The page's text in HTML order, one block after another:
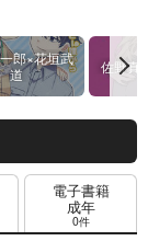
郎×花垣武
道
佐野真
電子書籍
成年
0件